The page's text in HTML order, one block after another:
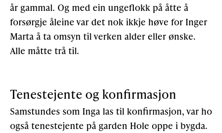
år gammal. Og med ein ungeflokk på åtte å
forsørgje åleine var det nok ikkje høve for Inger
Marta å ta omsyn til verken alder eller ønske.
Alle måtte trå til.
Tenestejente og konfirmasjon
Samstundes som Inga las til konfirmasjon, var ho
også tenestejente på garden Hole oppe i bygda.